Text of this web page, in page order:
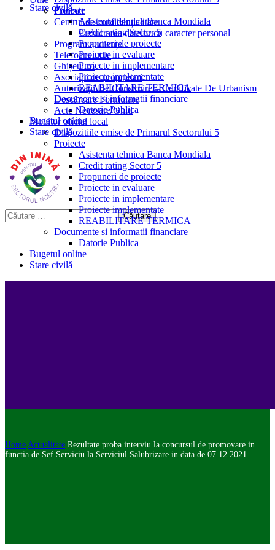
Stare civilă
Proiecte
Asistenta tehnica Banca Mondiala
Credit rating Sector 5
Propuneri de proiecte
Proiecte in evaluare
Proiecte in implementare
Proiecte implementate
REABILITARE TERMICA
Documente si informatii financiare
Datorie Publica
Bugetul online
Stare civilă
Contact
Centrul de confidențialitate
Prelucrarea datelor cu caracter personal
Program audiențe
Telefoane utile
Ghișeul.ro
Asociații de proprietari
Autorizații De Construire – Certificate De Urbanism
Descărcare Formulare
Acte Necesare/Ghid
Monitor oficial local
Dispozitiile emise de Primarul Sectorului 5
Proiecte
Asistenta tehnica Banca Mondiala
Credit rating Sector 5
Propuneri de proiecte
Proiecte in evaluare
Proiecte in implementare
Proiecte implementate
REABILITARE TERMICA
Documente si informatii financiare
Datorie Publica
Bugetul online
Stare civilă
Home Actualitate Rezultate proba interviu la concursul de promovare in
functia de Sef Serviciu la Serviciul Salubrizare in data de 07.12.2021.